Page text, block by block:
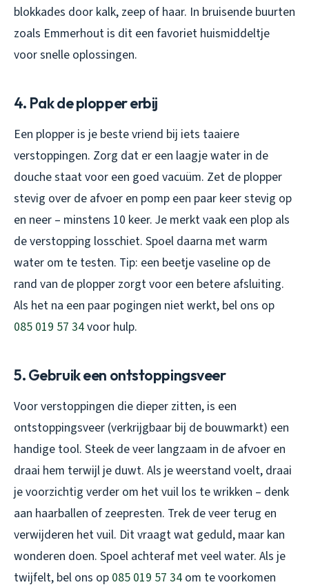
blokkades door kalk, zeep of haar. In bruisende buurten
zoals Emmerhout is dit een favoriet huismiddeltje
voor snelle oplossingen.
4. Pak de plopper erbij
Een plopper is je beste vriend bij iets taaiere
verstoppingen. Zorg dat er een laagje water in de
douche staat voor een goed vacuüm. Zet de plopper
stevig over de afvoer en pomp een paar keer stevig op
en neer – minstens 10 keer. Je merkt vaak een plop als
de verstopping losschiet. Spoel daarna met warm
water om te testen. Tip: een beetje vaseline op de
rand van de plopper zorgt voor een betere afsluiting.
Als het na een paar pogingen niet werkt, bel ons op
085 019 57 34voor hulp.
5. Gebruik een ontstoppingsveer
Voor verstoppingen die dieper zitten, is een
ontstoppingsveer (verkrijgbaar bij de bouwmarkt) een
handige tool. Steek de veer langzaam in de afvoer en
draai hem terwijl je duwt. Als je weerstand voelt, draai
je voorzichtig verder om het vuil los te wrikken – denk
aan haarballen of zeepresten. Trek de veer terug en
verwijderen het vuil. Dit vraagt wat geduld, maar kan
wonderen doen. Spoel achteraf met veel water. Als je
twijfelt, bel ons op 085 019 57 34 om te voorkomen